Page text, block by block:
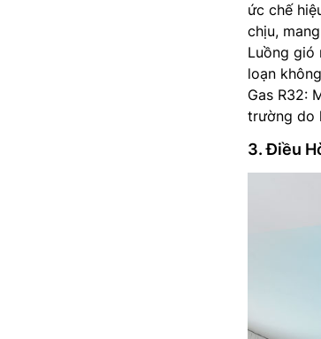
ức chế
chịu,
Luồng gió
loạn
Gas R32:
trường do
3. Điều